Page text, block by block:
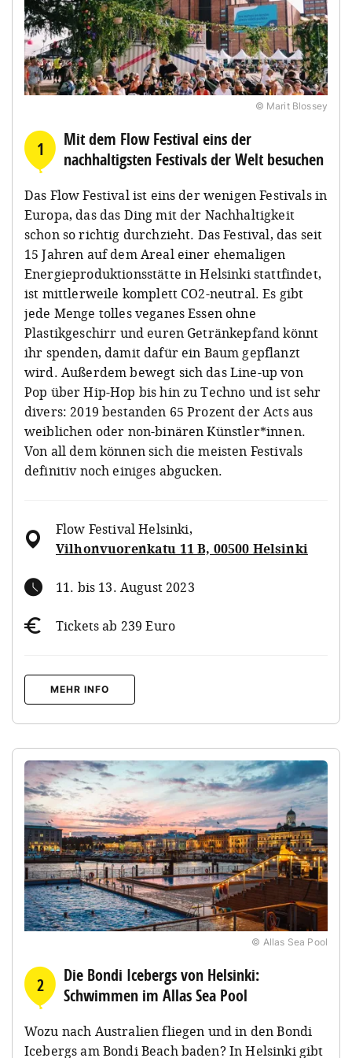
kostet bei einem Flug von Berlin nach Helsinki
ungefähr 16 Euro.
Flughafen mit dabei. Damit könnt ihr dann alle
Straßenbahnen, U-Bahnen und Busse nutzen und
kommt easy durch die Stadt.
© Marit Blossey
1
Mit dem Flow Festival eins der
nachhaltigsten Festivals der Welt besuchen
Das Flow Festival ist eins der wenigen Festivals in
Europa, das das Ding mit der Nachhaltigkeit
schon so richtig durchzieht. Das Festival, das seit
15 Jahren auf dem Areal einer ehemaligen
Energieproduktionsstätte in Helsinki stattfindet,
ist mittlerweile komplett CO2-neutral. Es gibt
jede Menge tolles veganes Essen ohne
Plastikgeschirr und euren Getränkepfand könnt
ihr spenden, damit dafür ein Baum gepflanzt
wird. Außerdem bewegt sich das Line-up von
Pop über Hip-Hop bis hin zu Techno und ist sehr
divers: 2019 bestanden 65 Prozent der Acts aus
weiblichen oder non-binären Künstler*innen.
Von all dem können sich die meisten Festivals
definitiv noch einiges abgucken.
Flow Festival Helsinki,
Vilhonvuorenkatu 11 B, 00500 Helsinki
11. bis 13. August 2023
Tickets ab 239 Euro
MEHR INFO
© Allas Sea Pool
2
Die Bondi Icebergs von Helsinki:
Schwimmen im Allas Sea Pool
Wozu nach Australien fliegen und in den Bondi
Icebergs am Bondi Beach baden? In Helsinki gibt